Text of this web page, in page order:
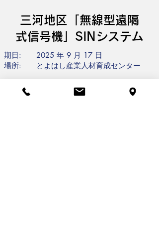
三河地区「無線型遠隔
式信号機」SINシステム
期日: 2025 年 9 月 17 日
場所: とよはし産業人材育成センター
テーマ:
「警備員不足を解消する無線遠隔操作式信号